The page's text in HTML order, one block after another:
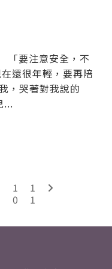
「要注意安全，不
還很年輕，要再陪
，哭著對我說的
...
1
0
1
1